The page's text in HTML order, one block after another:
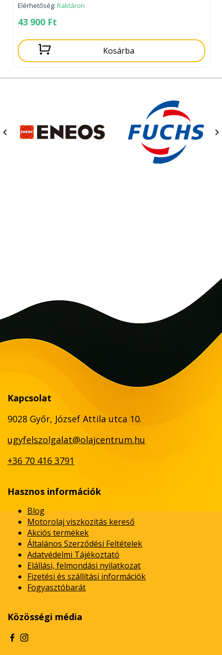
Elérhetőség: Raktáron
43 900 Ft
Kosárba
Kapcsolat
9028 Győr, József Attila utca 10.
ugyfelszolgalat@olajcentrum.hu
+36 70 416 3791
Hasznos információk
Blog
Motorolaj viszkozitás kereső
Akciós termékek
Általános Szerződési Feltételek
Adatvédelmi Tájékoztató
Elállási, felmondási nyilatkozat
Fizetési és szállítási információk
Fogyasztóbarát
Közösségi média